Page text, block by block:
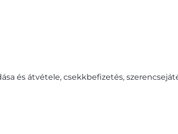
és átvétele, csekkbefizetés,